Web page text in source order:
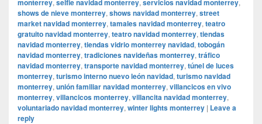
monterrey selfie navidad monterrey servicios navidad monterrey
shows de nieve monterrey, shows navidad monterrey, street
market navidad monterrey, tamales navidad monterrey, teatro
gratuito navidad monterrey, teatro navidad monterrey, tiendas
navidad monterrey, tiendas vidrio monterrey navidad, tobogán
navidad monterrey, tradiciones navideñas monterrey, tráfico
navidad monterrey, transporte navidad monterrey, túnel de luces
monterrey, turismo interno nuevo león navidad, turismo navidad
monterrey, unión familiar navidad monterrey, villancicos en vivo
monterrey, villancicos monterrey, villancita navidad monterrey,
voluntariado navidad monterrey, winter lights monterrey | Leave a
reply